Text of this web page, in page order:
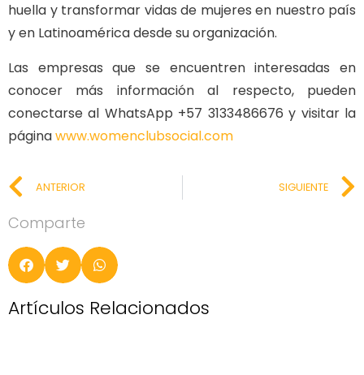
huella y transformar vidas de mujeres en nuestro país
y en Latinoamérica desde su organización.
Las empresas que se encuentren interesadas en
conocer más información al respecto, pueden
conectarse al WhatsApp +57 3133486676 y visitar la
páginawww.womenclubsocial.com
ANTERIOR SIGUIENTE
Comparte
Artículos Relacionados